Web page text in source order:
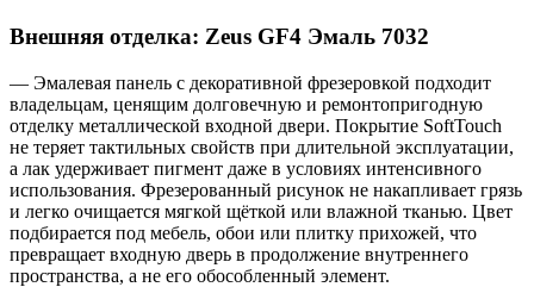
Внешняя отделка: Zeus GF4 Эмаль 7032
— Эмалевая панель с декоративной фрезеровкой подходит
владельцам, ценящим долговечную и ремонтопригодную
отделку металлической входной двери. Покрытие SoftTouch
не теряет тактильных свойств при длительной эксплуатации,
а лак удерживает пигмент даже в условиях интенсивного
использования. Фрезерованный рисунок не накапливает грязь
и легко очищается мягкой щёткой или влажной тканью. Цвет
подбирается под мебель, обои или плитку прихожей, что
превращает входную дверь в продолжение внутреннего
пространства, а не его обособленный элемент.